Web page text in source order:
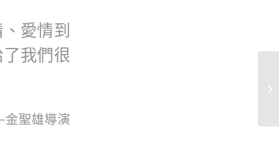
愛情到
我們很
聖雄導演